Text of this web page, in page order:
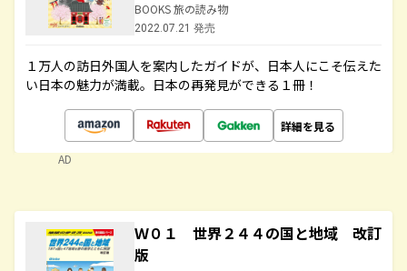
BOOKS 旅の読み物
2022.07.21 発売
１万人の訪日外国人を案内したガイドが、日本人にこそ伝えた
い日本の魅力が満載。日本の再発見ができる１冊！
詳細を見る
AD
Ｗ０１ 世界２４４の国と地域 改訂
版